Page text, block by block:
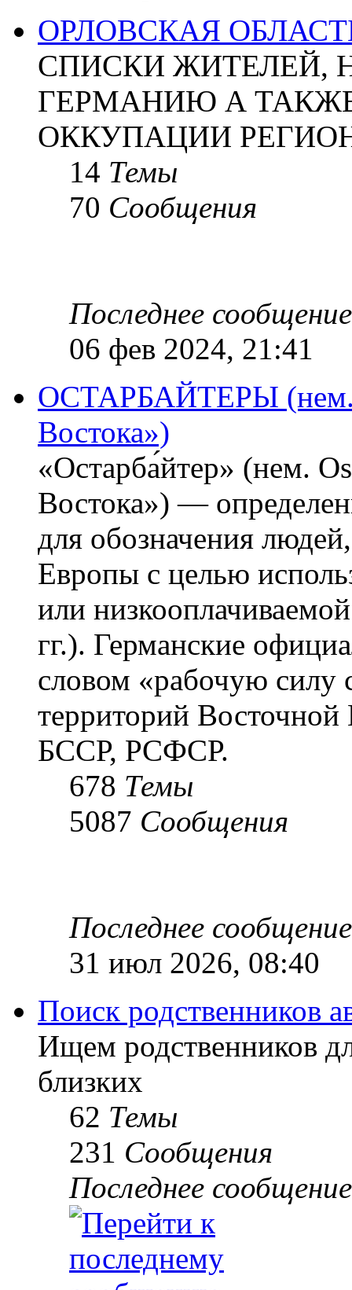
ОРЛОВСКАЯ
СПИСКИ ЖИТЕЛЕЙ,
ГЕРМАНИЮ А
ОККУПАЦИИ
14 Темы
70 Сообщения
Последнее сообщение
06 фев 2024, 21:41
ОСТАРБАЙТЕРЫ (нем.
Востока»)
«Остарба́йтер» (нем.
Востока») —
для обозначения
Европы с целью
или
гг.). Германские
словом «рабочую силу
территорий
БССР, РСФСР.
678 Темы
5087 Сообщения
Последнее сообщение
31 июл 2026, 08:40
Поиск родственников
Ищем родственников
близких
62 Темы
231 Сообщения
Последнее сообщение